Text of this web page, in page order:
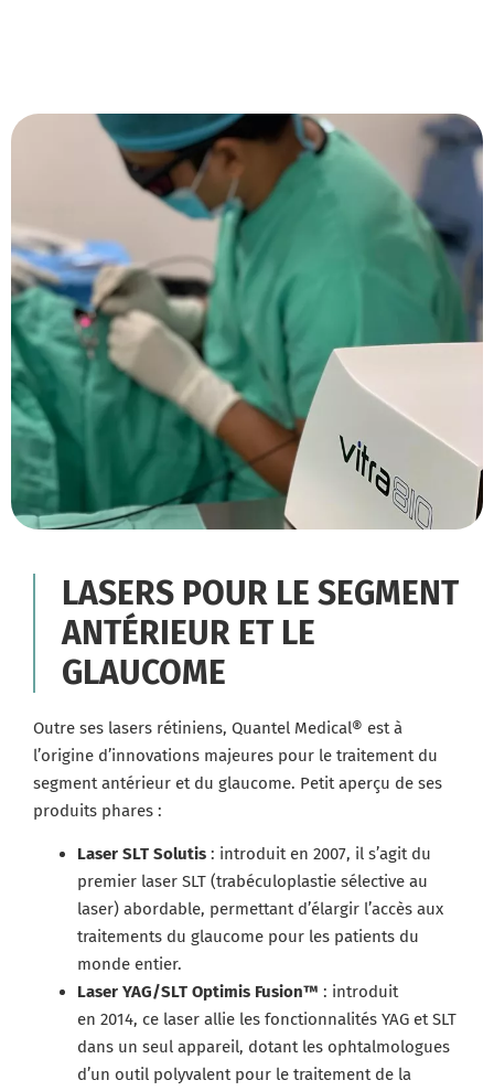
LASERS POUR LE SEGMENT
ANTÉRIEUR ET LE
GLAUCOME
Outre ses lasers rétiniens, Quantel Medical® est à
l’origine d’innovations majeures pour le traitement du
segment antérieur et du glaucome. Petit aperçu de ses
produits phares :
Laser SLT Solutis : introduit en 2007, il s’agit du
premier laser SLT (trabéculoplastie sélective au
laser) abordable, permettant d’élargir l’accès aux
traitements du glaucome pour les patients du
monde entier.
Laser YAG/SLT Optimis Fusion™ : introduit
en 2014, ce laser allie les fonctionnalités YAG et SLT
dans un seul appareil, dotant les ophtalmologues
d’un outil polyvalent pour le traitement de la